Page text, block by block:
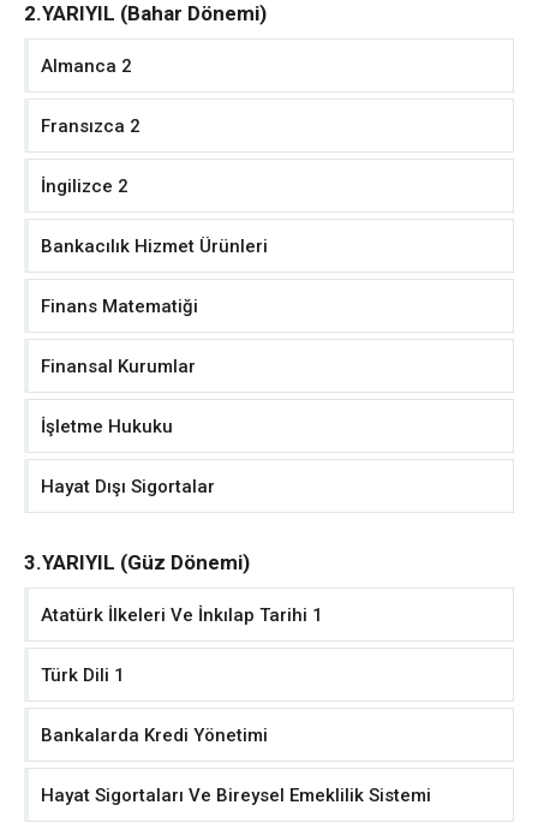
2.YARIYIL (Bahar Dönemi)
Almanca 2
Fransızca 2
İngilizce 2
Bankacılık Hizmet Ürünleri
Finans Matematiği
Finansal Kurumlar
İşletme Hukuku
Hayat Dışı Sigortalar
3.YARIYIL (Güz Dönemi)
Atatürk İlkeleri Ve İnkılap Tarihi 1
Türk Dili 1
Bankalarda Kredi Yönetimi
Hayat Sigortaları Ve Bireysel Emeklilik Sistemi